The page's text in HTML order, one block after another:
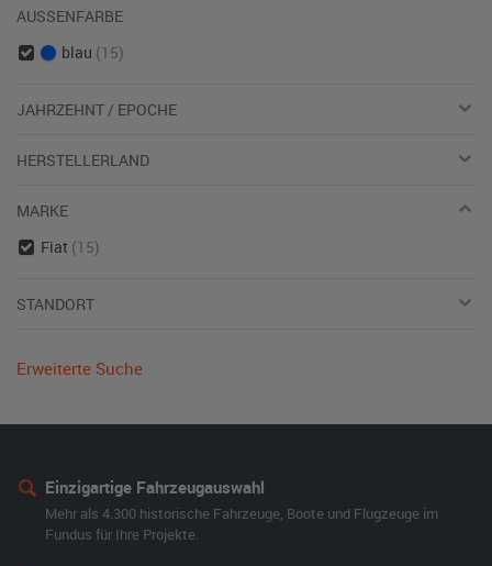
AUSSENFARBE
blau (15)
JAHRZEHNT / EPOCHE
HERSTELLERLAND
MARKE
Fiat (15)
STANDORT
Erweiterte Suche
Einzigartige Fahrzeugauswahl
Mehr als 4.300 historische Fahrzeuge, Boote und Flugzeuge im
Fundus für Ihre Projekte.